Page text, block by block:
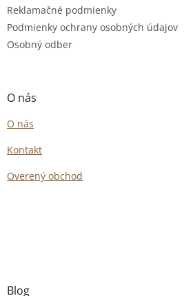
Reklamačné podmienky
Podmienky ochrany osobných údajov
Osobný odber
O nás
O nás
Kontakt
Overený obchod
Blog